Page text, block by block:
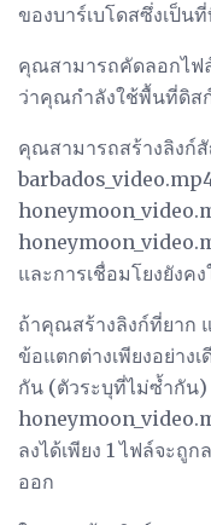
ของบาร์เบโดสซึ่งเป็
คุณสามารถคัดลอกไฟ
ว่าคุณกำลังใช้พื้นที่ดิส
คุณสามารถสร้างลิงก์
และการเชื่อมโยงยังค
ถ้าคุณสร้างลิงก์ที่ยาก
ข้อแตกต่างเพียงอย่าง
กัน (ตัวระบุที่ไม่ซ้ำกัน)
ลงได้เพียง 1 ไฟล์จะถู
ออก